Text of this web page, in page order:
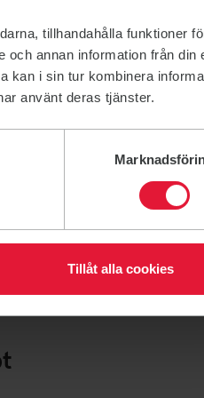
tillhandahålla funktioner
annan information från din
kan i sin tur kombinera
använt deras tjänster.
Tillåt alla cookies
Policys
Cookies